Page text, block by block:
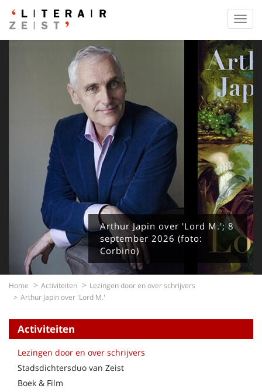
Arthur Japin over 'Lord M.'; 8
september 2026 (foto:
Corbino)
Home Activiteiten
Lezingen door en over schrijvers
Arthur Japin over 'Lord M.'
Activiteiten
Lezingen door en over schrijvers
Stadsdichtersduo van Zeist
Boek & Film